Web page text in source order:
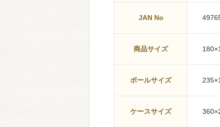
JAN No
商品サイズ
ボールサイズ
ケースサイズ